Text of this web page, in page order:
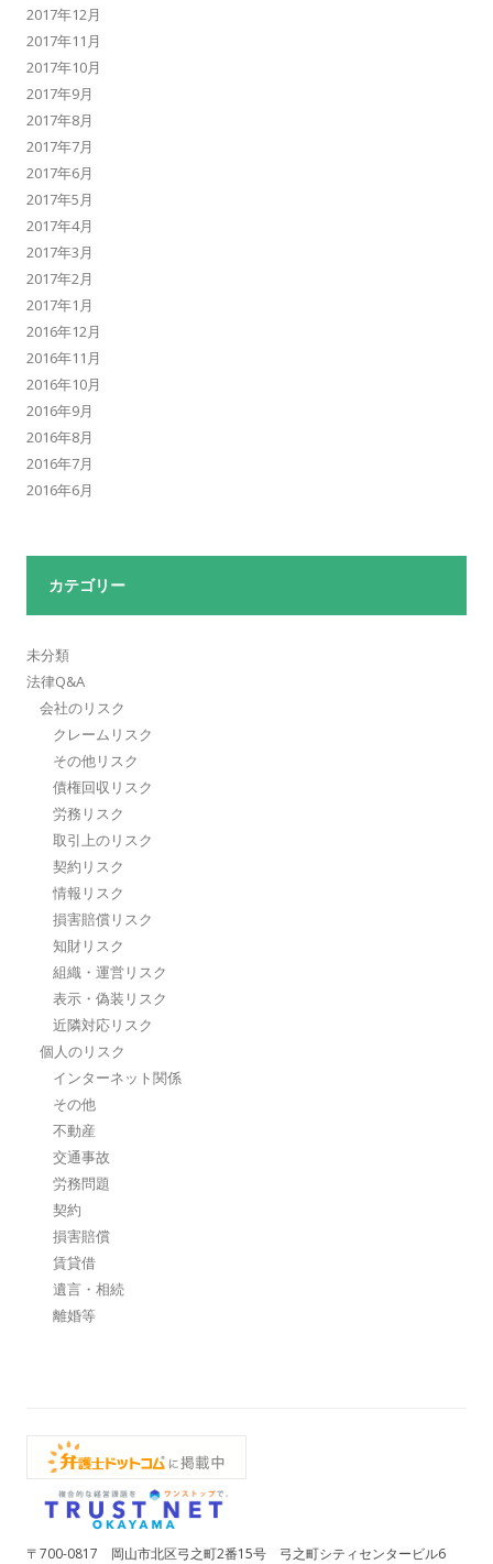
2017年12月
2017年11月
2017年10月
2017年9月
2017年8月
2017年7月
2017年6月
2017年5月
2017年4月
2017年3月
2017年2月
2017年1月
2016年12月
2016年11月
2016年10月
2016年9月
2016年8月
2016年7月
2016年6月
カテゴリー
未分類
法律Q&A
会社のリスク
クレームリスク
その他リスク
債権回収リスク
労務リスク
取引上のリスク
契約リスク
情報リスク
損害賠償リスク
知財リスク
組織・運営リスク
表示・偽装リスク
近隣対応リスク
個人のリスク
インターネット関係
その他
不動産
交通事故
労務問題
契約
損害賠償
賃貸借
遺言・相続
離婚等
〒700-0817 岡山市北区弓之町2番15号 弓之町シティセンタービル6